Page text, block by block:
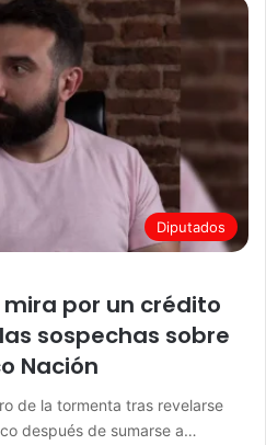
Diputados
por un crédito
sospechas sobre
Nación
de la tormenta tras revelarse
después de sumarse a…